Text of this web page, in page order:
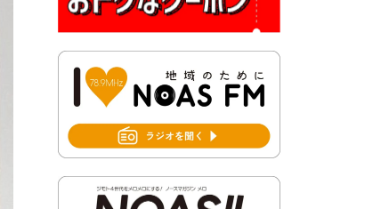
り協議会
集！
地震義援金の受付について
総合計画後期基本計画策定業
務委託に係る質問回答につい